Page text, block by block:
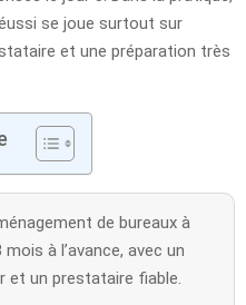
se joue surtout sur
et une préparation très
de bureaux à
à l’avance, avec un
et un prestataire fiable.